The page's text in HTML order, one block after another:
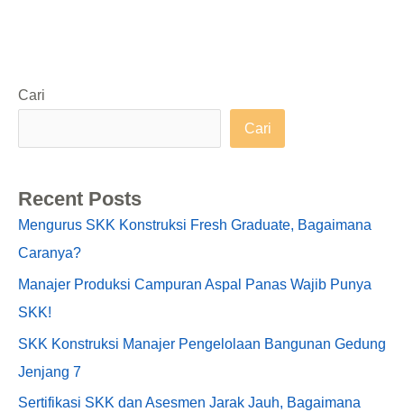
Cari
Cari
Recent Posts
Mengurus SKK Konstruksi Fresh Graduate, Bagaimana
Caranya?
Manajer Produksi Campuran Aspal Panas Wajib Punya
SKK!
SKK Konstruksi Manajer Pengelolaan Bangunan Gedung
Jenjang 7
Sertifikasi SKK dan Asesmen Jarak Jauh, Bagaimana